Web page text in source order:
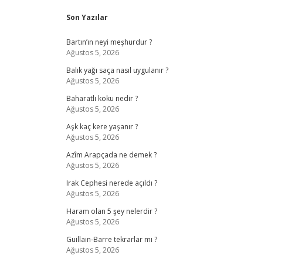
Sidebar
Son Yazılar
Bartın’ın neyi meşhurdur ?
Ağustos 5, 2026
Balık yağı saça nasıl uygulanır ?
Ağustos 5, 2026
Baharatlı koku nedir ?
Ağustos 5, 2026
Aşk kaç kere yaşanır ?
Ağustos 5, 2026
Azîm Arapçada ne demek ?
Ağustos 5, 2026
Irak Cephesi nerede açıldı ?
Ağustos 5, 2026
Haram olan 5 şey nelerdir ?
Ağustos 5, 2026
Guillain-Barre tekrarlar mı ?
Ağustos 5, 2026